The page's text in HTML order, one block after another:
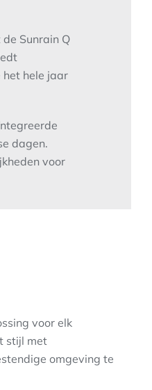
Sunrain Q
hele jaar
dagen.
voor
voor elk
stijl met
omgeving te